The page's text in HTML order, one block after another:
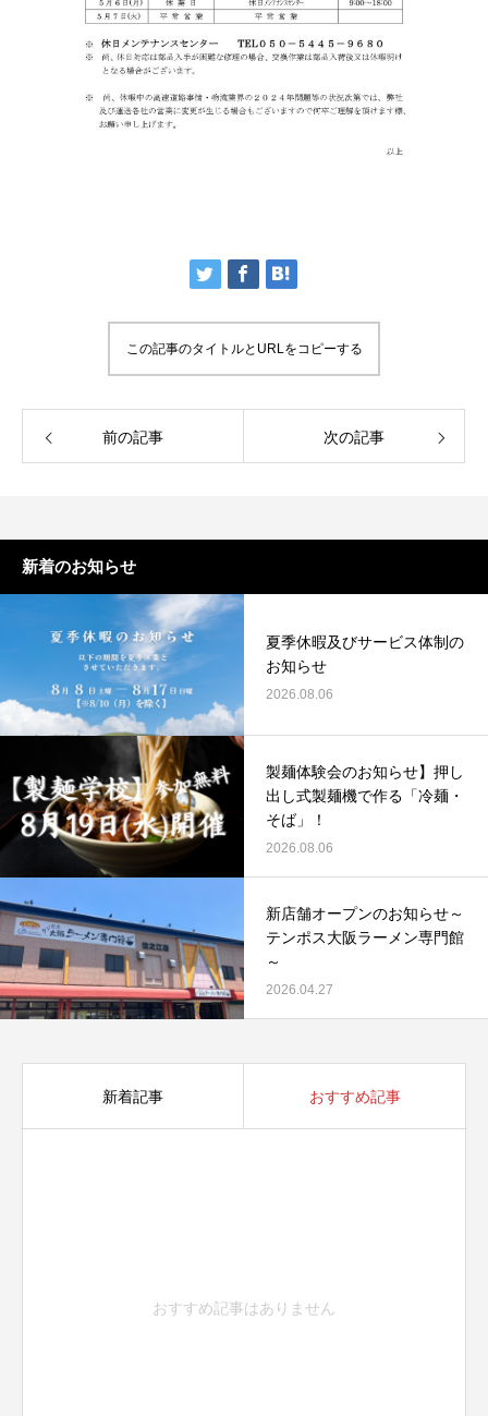
この記事のタイトルとURLをコピーする
前の記事 次の記事
新着のお知らせ
夏季休暇及びサービス体制の
お知らせ
2026.08.06
製麺体験会のお知らせ】押し
出し式製麺機で作る「冷麺・
そば」！
2026.08.06
新店舗オープンのお知らせ～
テンポス大阪ラーメン専門館
～
2026.04.27
新着記事 おすすめ記事
おすすめ記事はありません